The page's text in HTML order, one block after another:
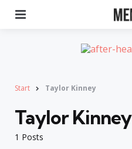
Start Taylor Kinney
1 Posts
Taylor Kinney